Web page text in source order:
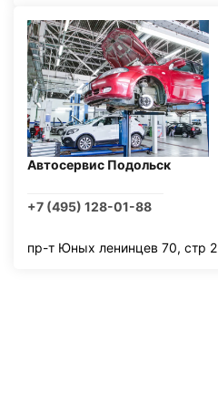
Автосервис Подольск
+7 (495) 128-01-88
пр-т Юных ленинцев 70, стр 2